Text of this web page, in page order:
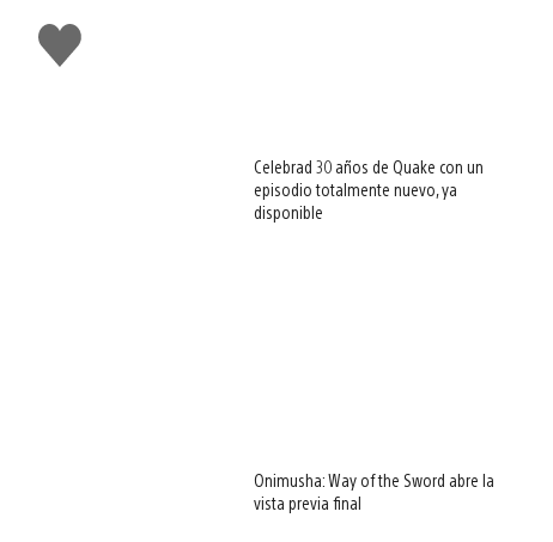
Me
gusta
Celebrad 30 años de Quake con un
episodio totalmente nuevo, ya
disponible
Onimusha: Way of the Sword abre la
vista previa final